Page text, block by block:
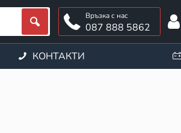
087 888 5862
КОНТАКТИ